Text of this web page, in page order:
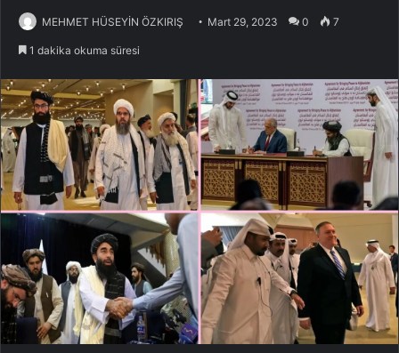
MEHMET HÜSEYİN ÖZKIRIŞ Mart 29, 2023 0 7
1 dakika okuma süresi